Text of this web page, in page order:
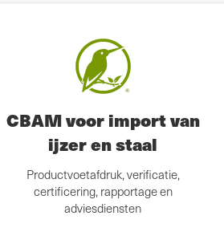
CBAM voor import van
ijzer en staal
Productvoetafdruk, verificatie,
certificering, rapportage en
adviesdiensten